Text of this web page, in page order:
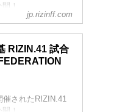
！
という日を楽しみ
。
ものだと思うの
jp.rizinff.com
RIZIN.41 試合
されたRIZIN.41